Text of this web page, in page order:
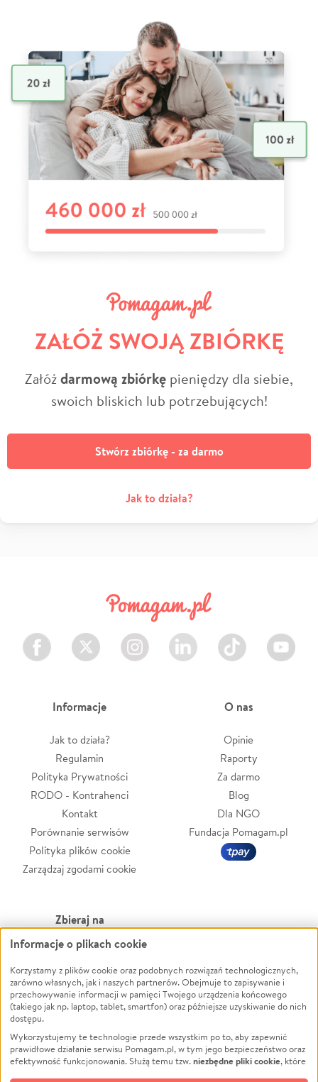
ZAŁÓŻ SWOJĄ ZBIÓRKĘ
Załóżdarmową zbiórkę pieniędzy dla siebie,
swoich bliskich lub potrzebujących!
Stwórz zbiórkę - za darmo
Jak to działa?
Facebook Twitter Instagram LinkedIn TikTok Youtube
Informacje
Jak to działa?
Regulamin
Polityka Prywatności
RODO - Kontrahenci
Kontakt
Porównanie serwisów
Polityka plików cookie
Zarządzaj zgodami cookie
O nas
Opinie
Raporty
Za darmo
Blog
Dla NGO
Fundacja Pomagam.pl
Zbieraj na
Leczenie
Zwierzęta
Pożar
Ukraina
Pomoc Finansowa
Projekty
Powódź
Wichura
NGO
Edukacja
Podróż
Informacje o plikach cookie
Korzystamy z plików cookie oraz podobnych rozwiązań technologicznych,
zarówno własnych, jak i naszych partnerów. Obejmuje to zapisywanie i
przechowywanie informacji w pamięci Twojego urządzenia końcowego
(takiego jak np. laptop, tablet, smartfon) oraz późniejsze uzyskiwanie do nich
dostępu.
Wykorzystujemy te technologie przede wszystkim po to, aby zapewnić
prawidłowe działanie serwisu Pomagam.pl, w tym jego bezpieczeństwo oraz
efektywność funkcjonowania. Służą temu tzw.niezbędne pliki cookie, które